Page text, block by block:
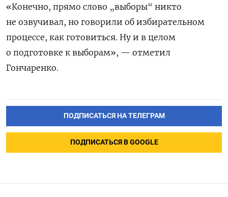
«Конечно, прямо слово „выборы“ никто
не озвучивал, но говорили об избирательном
процессе, как готовиться. Ну и в целом
о подготовке к выборам», — отметил
Гончаренко.
ПОДПИСАТЬСЯ НА ТЕЛЕГРАМ
ПОДПИСАТЬСЯ В GOOGLE